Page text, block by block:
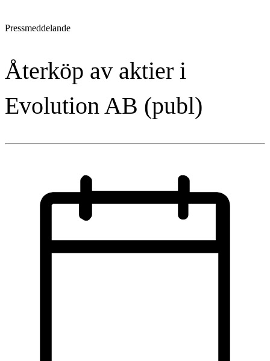
Pressmeddelande
Återköp av aktier i
Evolution AB (publ)